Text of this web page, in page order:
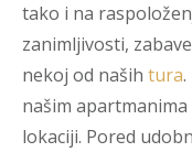
tako i na
zanimljivosti,
nekoj od naših tura
našim
lokaciji. Pored